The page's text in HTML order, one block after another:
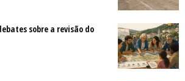
sobre a revisão do